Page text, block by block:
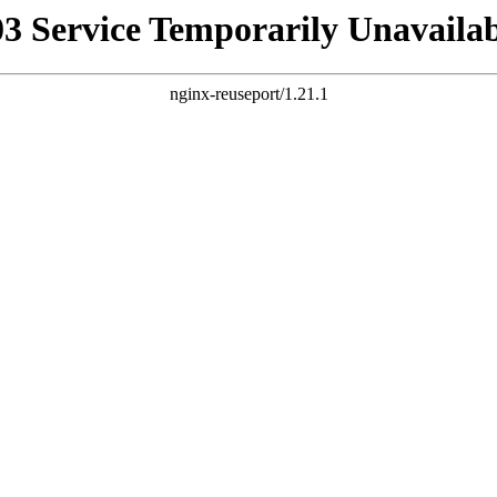
Service Temporarily
nginx-reuseport/1.21.1